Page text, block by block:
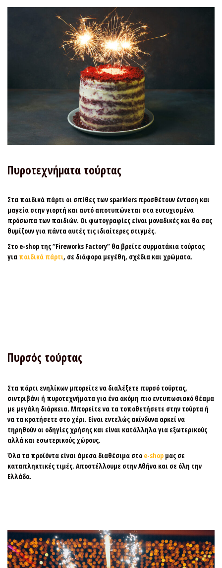
Πυροτεχνήματα τούρτας
Στα παιδικά πάρτι οι σπίθες των sparklers προσθέτουν ένταση και
μαγεία στην γιορτή και αυτό αποτυπώνεται στα ευτυχισμένα
πρόσωπα των παιδιών. Οι φωτογραφίες είναι μοναδικές και θα σας
θυμίζουν για πάντα αυτές τις ιδιαίτερες στιγμές.
Στο e-shop της “Fireworks Factory” θα βρείτε συρματάκια τούρτας
για παιδικά πάρτι, σε διάφορα μεγέθη, σχέδια και χρώματα.
Πυρσός τούρτας
Στα πάρτι ενηλίκων μπορείτε να διαλέξετε πυρσό τούρτας,
σιντριβάνι ή πυροτεχνήματαγια ένα ακόμη πιο εντυπωσιακό θέαμα
με μεγάλη διάρκεια. Μπορείτε να τα τοποθετήσετε στην τούρτα ή
να τα κρατήσετε στο χέρι. Είναι εντελώς ακίνδυνα αρκεί να
τηρηθούν οι οδηγίες χρήσης και είναι κατάλληλα για εξωτερικούς
αλλά και εσωτερικούς χώρους.
Όλα τα προϊόντα είναι άμεσα διαθέσιμα στο e-shop μας σε
καταπληκτικές τιμές. Αποστέλλουμε στην Αθήνα και σε όλη την
Ελλάδα.